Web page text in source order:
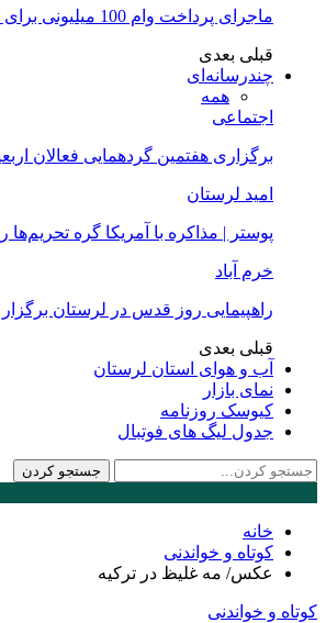
ماجرای پرداخت وام 100 میلیونی برای نوسازی تجهیزات کشاورزان لرستانی چیست؟
قبلی بعدی
چندرسانه‌ای
همه
اجتماعی
برگزاری هفتمین گردهمایی فعالان
امید لرستان
پوستر | مذاکره با آمریکا گره تحریم‌ها
خرم آباد
راهپیمایی روز قدس در لرستان برگزار
قبلی بعدی
آب و هوای استان لرستان
نمای بازار
کیوسک روزنامه
جدول لیگ های فوتبال
خانه
کوتاه و خواندنی
عکس/ مه غلیظ در ترکیه
کوتاه و خواندنی